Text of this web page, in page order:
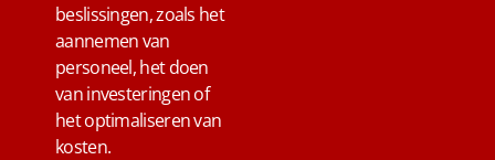
beslissingen, zoals het
aannemen van
personeel, het doen
van investeringen of
het optimaliseren van
kosten.